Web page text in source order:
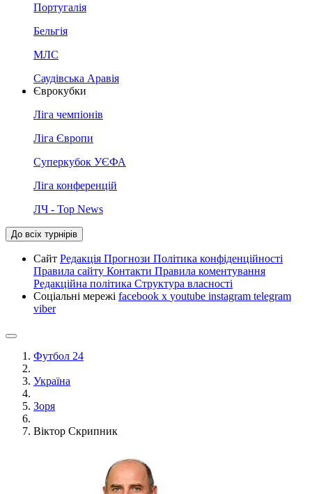
Португалія
Бельгія
МЛС
Саудівська Аравія
Єврокубки
Ліга чемпіонів
Ліга Європи
Суперкубок УЄФА
Ліга конференцій
ЛЧ - Top News
До всіх турнірів
Сайт Редакція Прогнози Політика конфіденційності
Правила сайту Контакти Правила коментування
Редакційна політика Структура власності
Соціальні мережі facebook x youtube instagram telegram
viber
Футбол 24
Україна
Зоря
Віктор Скрипник